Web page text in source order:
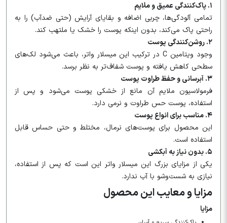
۱. پاک‌کنندگی عمیق و ملایم
تمامی آلودگی‌ها، چربی اضافه و بقایای آرایش (حتی ضدآب) را به
راحتی پاک می‌کند، بدون اینکه پوست را خشک یا ملتهب کند.
۲. روشن‌کنندگی پوست
وجود ویتامین C در ترکیب این میسلار واتر، باعث می‌شود لک‌های
سطحی کاهش یافته و پوست شفاف‌تر به نظر برسد.
۳. آبرسانی و حفظ طراوت پوست
فرمولاسیون ملایم آن مانع از خشکی پوست می‌شود و پس از
استفاده، پوست حس طراوت و نرمی دارد.
۴. مناسب برای انواع پوست
این محصول برای پوست‌های نرمال، مختلط و حتی حساس قابل
استفاده است.
۵. بدون نیاز به آبکشی
یکی از مزایای بزرگ این میسلار واتر این است که پس از استفاده،
نیازی به شست‌وشو با آب ندارد.
مزایا و معایب این محصول
مزایا